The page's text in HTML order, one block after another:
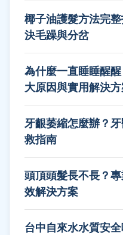
椰子油護髮方法完
決毛躁與分岔
為什麼一直睡睡醒
大原因與實用解決
牙齦萎縮怎麼辦？
救指南
頭頂頭髮長不長？
效解決方案
台中自來水水質安